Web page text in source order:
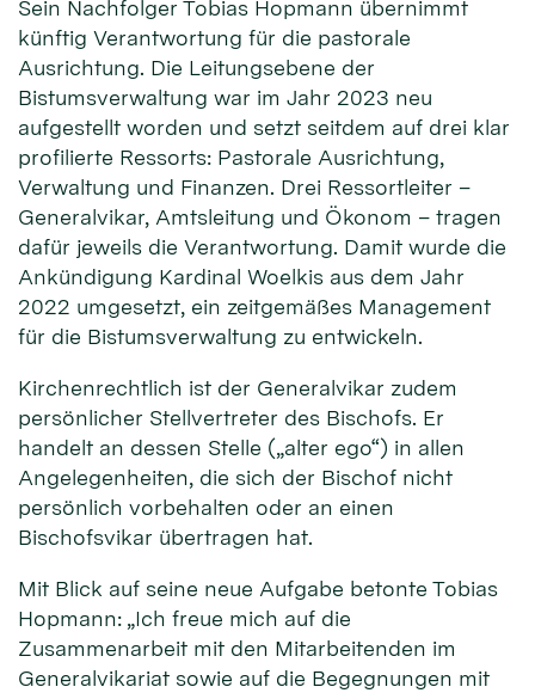
Sein Nachfolger Tobias Hopmann übernimmt
künftig Verantwortung für die pastorale
Ausrichtung. Die Leitungsebene der
Bistumsverwaltung war im Jahr 2023 neu
aufgestellt worden und setzt seitdem auf drei klar
profilierte Ressorts: Pastorale Ausrichtung,
Verwaltung und Finanzen. Drei Ressortleiter –
Generalvikar, Amtsleitung und Ökonom – tragen
dafür jeweils die Verantwortung. Damit wurde die
Ankündigung Kardinal Woelkis aus dem Jahr
2022 umgesetzt, ein zeitgemäßes Management
für die Bistumsverwaltung zu entwickeln.
Kirchenrechtlich ist der Generalvikar zudem
persönlicher Stellvertreter des Bischofs. Er
handelt an dessen Stelle („alter ego“) in allen
Angelegenheiten, die sich der Bischof nicht
persönlich vorbehalten oder an einen
Bischofsvikar übertragen hat.
Mit Blick auf seine neue Aufgabe betonte Tobias
Hopmann: „Ich freue mich auf die
Zusammenarbeit mit den Mitarbeitenden im
Generalvikariat sowie auf die Begegnungen mit